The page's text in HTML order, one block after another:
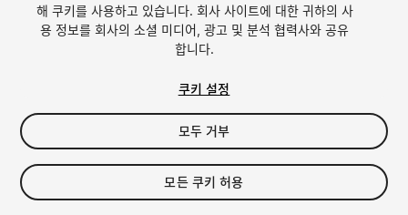
$29.95
세금/부가세는 결제 시 반영됩니다.
해 쿠키를 사용하고 있습니다. 회사 사이트에 대한 귀하의 사
용 정보를 회사의 소셜 미디어, 광고 및 분석 협력사와 공유
합니다.
쿠키 설정
모두 거부
모든 쿠키 허용